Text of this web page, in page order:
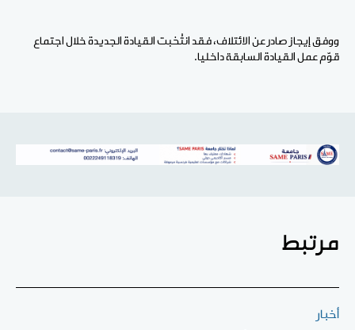
ووفق إيجاز صادر عن الائتلاف، فقد انتُخبت القيادة الجديدة خلال اجتماع
قوّم عمل القيادة السابقة داخليا.
مرتبط
أخبار